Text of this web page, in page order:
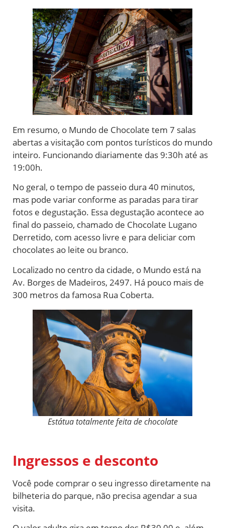
Em resumo, o Mundo de Chocolate tem 7 salas
abertas a visitação com pontos turísticos do mundo
inteiro. Funcionando diariamente das 9:30h até as
19:00h.
No geral, o tempo de passeio dura 40 minutos,
mas pode variar conforme as paradas para tirar
fotos e degustação. Essa degustação acontece ao
final do passeio, chamado de Chocolate Lugano
Derretido, com acesso livre e para deliciar com
chocolates ao leite ou branco.
Localizado no centro da cidade, o Mundo está na
Av. Borges de Madeiros, 2497. Há pouco mais de
300 metros da famosa Rua Coberta.
Estátua totalmente feita de chocolate
Ingressos e desconto
Você pode comprar o seu ingresso diretamente na
bilheteria do parque, não precisa agendar a sua
visita.